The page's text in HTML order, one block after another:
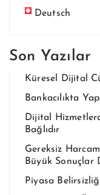
Deutsch
Son Yazılar
Küresel Dijital
Bankacılıkta
Dijital
Bağlıdır
Gereksiz
Büyük Sonuçlar
Piyasa